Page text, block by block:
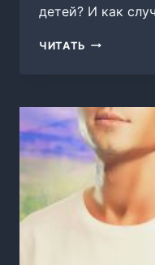
детей? И как
ЧИТАТЬ СИНИЙ